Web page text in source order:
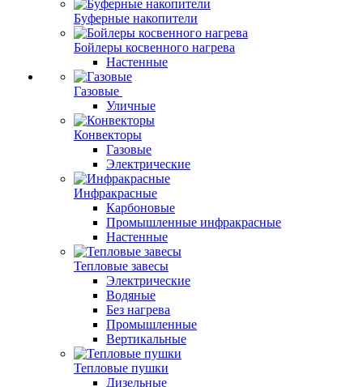
Буферные накопители
Бойлеры косвенного нагрева
Настенные
Газовые
Уличные
Конвекторы
Газовые
Электрические
Инфракрасные
Карбоновые
Промышленные инфракрасные
Настенные
Тепловые завесы
Электрические
Водяные
Без нагрева
Промышленные
Вертикальные
Тепловые пушки
Дизельные